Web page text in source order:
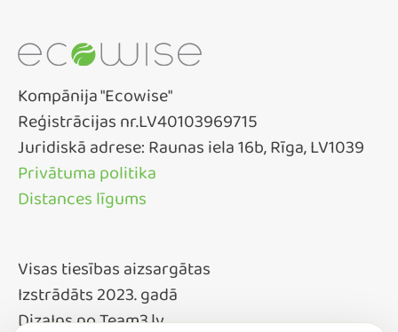
Kompānija "Ecowise"
Reģistrācijas nr.LV40103969715
Juridiskā adrese: Raunas iela 16b, Rīga, LV1039
Privātuma politika
Distances līgums
Visas tiesības aizsargātas
Izstrādāts 2023. gadā